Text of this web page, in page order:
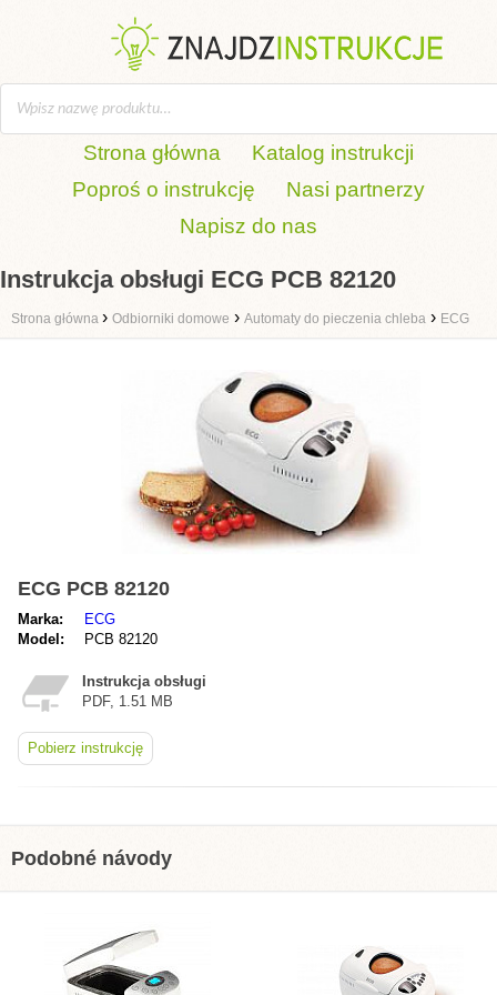
Strona główna
Katalog instrukcji
Poproś o instrukcję
Nasi partnerzy
Napisz do nas
Instrukcja obsługi ECG PCB 82120
Strona główna › Odbiorniki domowe › Automaty do pieczenia chleba › ECG
ECG PCB 82120
Marka:
ECG
Model:
PCB 82120
Instrukcja obsługi
PDF, 1.51 MB
Pobierz instrukcję
Podobné návody